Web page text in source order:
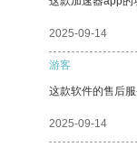
2025-09-14
游客
这款软件的售后
2025-09-14